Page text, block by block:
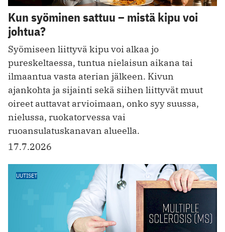
Kun syöminen sattuu – mistä kipu voi
johtua?
Syömiseen liittyvä kipu voi alkaa jo
pureskeltaessa, tuntua nielaisun aikana tai
ilmaantua vasta aterian jälkeen. Kivun
ajankohta ja sijainti sekä siihen liittyvät muut
oireet auttavat arvioimaan, onko syy suussa,
nielussa, ruokatorvessa vai
ruoansulatuskanavan alueella.
17.7.2026
UUTISET